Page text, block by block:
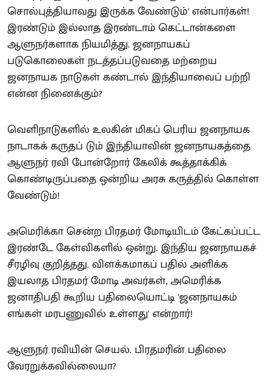
சொல்புத்தியாவது இருக்க வேண்டும்' என்பார்கள்!
இரண்டும் இல்லாத இரண்டாம் கெட்டான்களை
ஆளுநர்களாக நியமித்து. ஜனநாயகப்
படுகொலைகள் நடத்தப்படுவதை மற்றைய
ஜனநாயக நாடுகள் கண்டால் இந்தியாவைப் பற்றி
என்ன நினைக்கும்?
வெளிநாடுகளில் உலகின் மிகப் பெரிய ஜனநாயக
நாடாகக் கருதப் டும் இந்தியாவின் ஜனநாயகத்தை
ஆளுநர் ரவி போன்றோர் கேலிக் கூத்தாக்கிக்
கொண்டிருப்பதை ஒன்றிய அரசு கருத்தில் கொள்ள
வேண்டும்!
அமெரிக்கா சென்ற பிரதமர் மோடியிடம் கேட்கப்பட்ட
இரண்டே கேள்விகளில் ஒன்று. இந்திய ஜனநாயகச்
சீரழிவு குறித்தது. விளக்கமாகப் பதில் அளிக்க
இயலாத பிரதமர் மோடி அவர்கள், அமெரிக்க
ஜனாதிபதி கூறிய பதிலையொட்டி 'ஜனநாயகம்
எங்கள் மரபணுவில் உள்ளது' என்றார்!
ஆளுநர் ரவியின் செயல். பிரதமரின் பதிலை
வேரறுக்கவில்லையா?